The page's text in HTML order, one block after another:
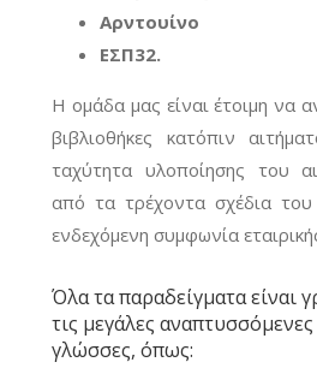
Αρντουίνο
ΕΣΠ32.
Η ομάδα μας είναι έτοιμη να
βιβλιοθήκες κατόπιν
ταχύτητα υλοποίησης του
από τα τρέχοντα σχέδια
ενδεχόμενη συμφωνία
Όλα τα παραδείγματα είναι
τις μεγάλες
γλώσσες, όπως: